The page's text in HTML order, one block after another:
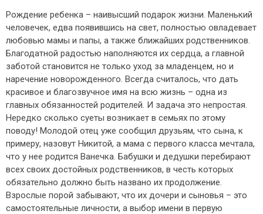
Рождение ребенка – наивысший подарок жизни. Маленький
человечек, едва появившись на свет, полностью овладевает
любовью мамы и папы, а также ближайших родственников.
Благодатной радостью наполняются их сердца, а главной
заботой становится не только уход за младенцем, но и
наречение новорожденного. Всегда считалось, что дать
красивое и благозвучное имя на всю жизнь – одна из
главных обязанностей родителей. И задача это непростая.
Нередко сколько суеты возникает в семьях по этому
поводу! Молодой отец уже сообщил друзьям, что сына, к
примеру, назовут Никитой, а мама с первого класса мечтала,
что у нее родится Ванечка. Бабушки и дедушки перебирают
всех своих достойных родственников, в честь которых
обязательно должно быть названо их продолжение.
Взрослые порой забывают, что их дочери и сыновья – это
самостоятельные личности, а выбор имени в первую